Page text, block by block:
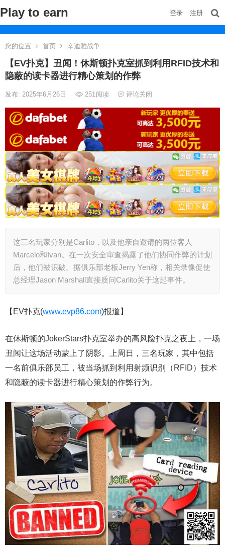
Play to earn 登录 注册
您的位置 首页 辛迪雅战争
【EV扑克】丑闻！休斯顿扑克室抓到利用RFID技术和
隐蔽的读卡器进行精心策划的作弊
发布: 2025年6月26日 251阅读 评论关闭
这三名玩家分别是Carlito，以及他亲自邀请的两位客人
Marcelo和Ivan。在一次安全审查揭露了他们协同作弊的计划
后，他们被识破。据俱乐部老板Jerry Yen称，相关录像促使
总经理Jason Marshall直接质问Carlito关于这起事件。
【EV扑克(www.evp86.com)报道】
在休斯顿的JokerStars扑克室举办的高风险扑克之夜上，一场
丑闻让这场活动蒙上了阴影。上周日，三名玩家，其中包括
一名前俱乐部员工，被当场抓到利用射频识别（RFID）技术
和隐蔽的读卡器进行精心策划的作弊行为。